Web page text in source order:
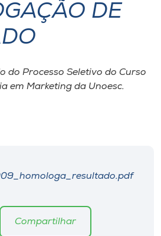
DE
do Processo Seletivo do Curso
em Marketing da Unoesc.
Compartilhar